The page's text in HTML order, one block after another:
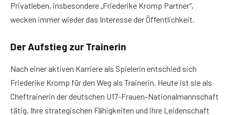
Privatleben, insbesondere „Friederike Kromp Partner“,
wecken immer wieder das Interesse der Öffentlichkeit.
Der Aufstieg zur Trainerin
Nach einer aktiven Karriere als Spielerin entschied sich
Friederike Kromp für den Weg als Trainerin. Heute ist sie als
Cheftrainerin der deutschen U17-Frauen-Nationalmannschaft
tätig. Ihre strategischen Fähigkeiten und ihre Leidenschaft